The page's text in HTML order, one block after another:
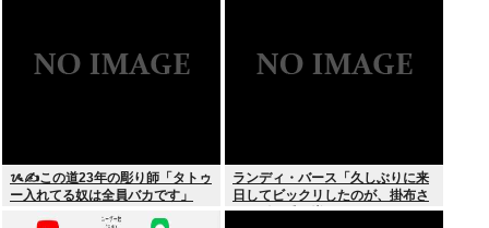
ᝰ✍この道23年の彫り師「タトゥ
ー入れてる奴は全員バカです」
ランディ・バース「久しぶりに来
日してビックリしたのが、掛布さ
んの髪の毛が増えていた。岡田さ